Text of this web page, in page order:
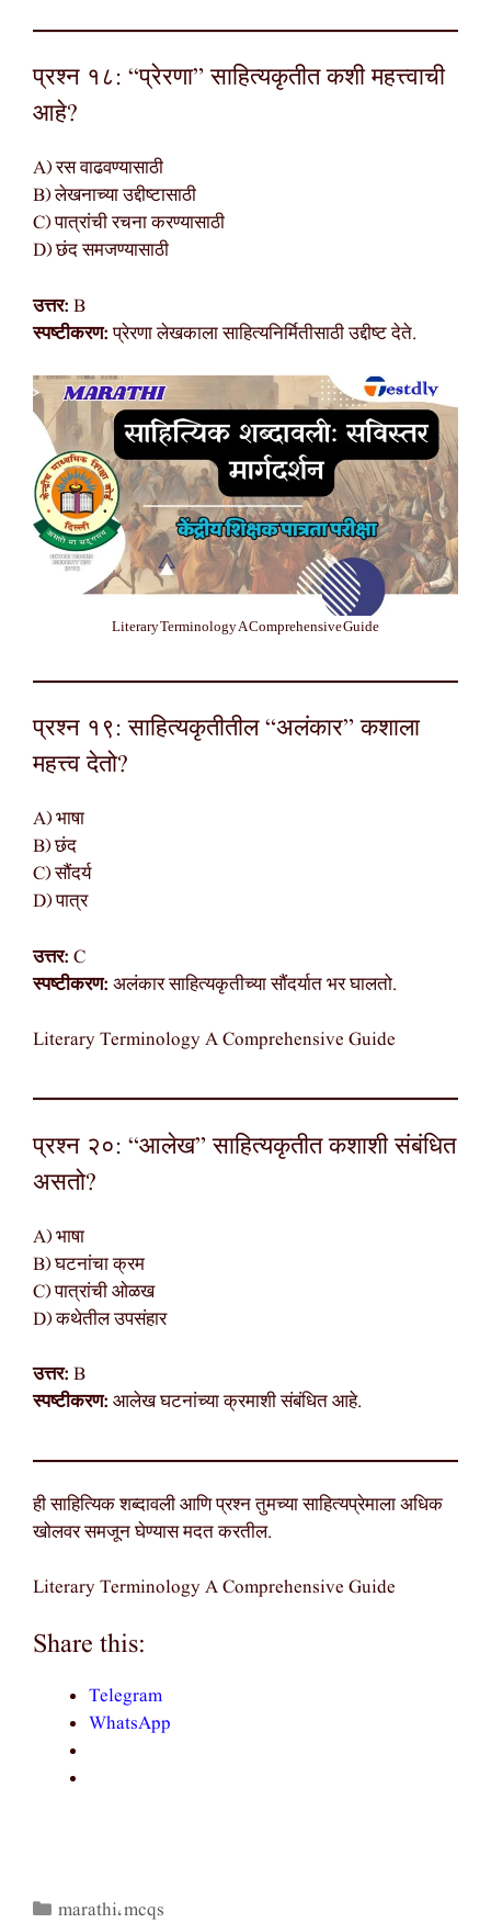
प्रश्न १८: “प्रेरणा” साहित्यकृतीत कशी महत्त्वाची
आहे?
A) रस वाढवण्यासाठी
B) लेखनाच्या उद्दीष्टासाठी
C) पात्रांची रचना करण्यासाठी
D) छंद समजण्यासाठी
उत्तर: B
स्पष्टीकरण:प्रेरणा लेखकाला साहित्यनिर्मितीसाठी उद्दीष्ट देते.
Literary Terminology A Comprehensive Guide
प्रश्न १९: साहित्यकृतीतील “अलंकार” कशाला
महत्त्व देतो?
A) भाषा
B) छंद
C) सौंदर्य
D) पात्र
उत्तर: C
स्पष्टीकरण: अलंकार साहित्यकृतीच्या सौंदर्यात भर घालतो.
Literary Terminology A Comprehensive Guide
प्रश्न २०: “आलेख” साहित्यकृतीत कशाशी संबंधित
असतो?
A) भाषा
B) घटनांचा क्रम
C) पात्रांची ओळख
D) कथेतील उपसंहार
उत्तर: B
स्पष्टीकरण: आलेख घटनांच्या क्रमाशी संबंधित आहे.
ही साहित्यिक शब्दावली आणि प्रश्न तुमच्या साहित्यप्रेमाला अधिक
खोलवर समजून घेण्यास मदत करतील.
Literary Terminology A Comprehensive Guide
Share this:
Telegram
WhatsApp
Categories
marathi,mcqs